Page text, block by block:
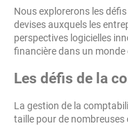
Nous explorerons les
devisesauxquels les
perspectives logicielles
financière dans un
Les défis de la
La gestion de la
taille pour de nombreuses